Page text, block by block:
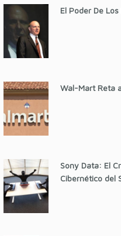
El Poder De
Wal-Mart Reta
Sony Data: El
Cibernético del